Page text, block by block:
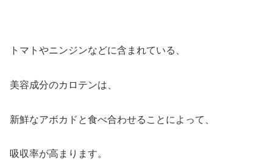
トマトやニンジンなどに含まれている、
美容成分のカロテンは、
新鮮なアボカドと食べ合わせることによって、
吸収率が高まります。